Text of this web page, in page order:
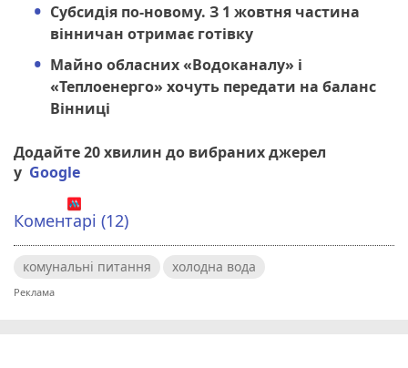
Субсидія по-новому. З 1 жовтня частина
вінничан отримає готівку
Майно обласних «Водоканалу» і
«Теплоенерго» хочуть передати на баланс
Вінниці
Додайте 20 хвилин до вибраних джерел
у Google
Коментарі (12)
комунальні питання холодна вода